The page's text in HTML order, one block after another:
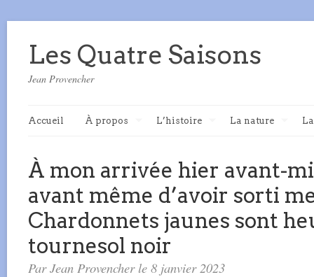
Les Quatre Saisons
Jean Provencher
Accueil À propos L’histoire La nature
À mon arrivée hier avant-
avant même d’avoir sorti
Chardonnets jaunes sont
tournesol noir
Par Jean Provencher le 8 janvier 2023